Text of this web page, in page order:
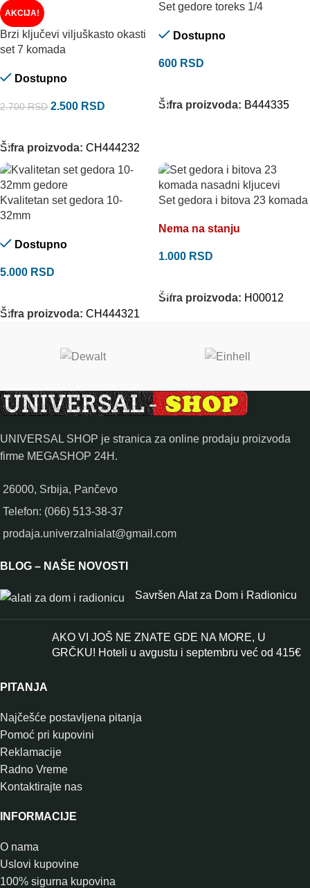
AKCIJA!
Brzi ključevi viljuškasto okasti
set 7 komada
Dostupno
2.700RSD 2.500 RSD
Šifra proizvoda: CH444232
Set gedore toreks 1/4
Dostupno
600 RSD
Šifra proizvoda: B444335
Kvalitetan set gedora 10-
32mm
Dostupno
5.000 RSD
Šifra proizvoda: CH444321
Set gedora i bitova 23 komada
Nema na stanju
1.000 RSD
Šifra proizvoda: H00012
UNIVERSAL SHOP je stranica za online prodaju proizvoda
firme MEGASHOP 24H.
26000, Srbija, Pančevo
Telefon: (066) 513-38-37
prodaja.univerzalnialat@gmail.com
BLOG – NAŠE NOVOSTI
Savršen Alat za Dom i Radionicu
AKO VI JOŠ NE ZNATE GDE NA MORE, U
GRČKU! Hoteli u avgustu i septembru već od 415€
PITANJA
Najčešće postavljena pitanja
Pomoć pri kupovini
Reklamacije
Radno Vreme
Kontaktirajte nas
INFORMACIJE
O nama
Uslovi kupovine
100% sigurna kupovina